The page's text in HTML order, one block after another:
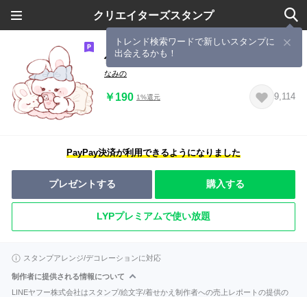
クリエイターズスタンプ
トレンド検索ワードで新しいスタンプに
出会えるかも！
仕草で伝えるうさぎちゃん
なみの
￥190 1%還元 9,114
PayPay決済が利用できるようになりました
プレゼントする 購入する
LYPプレミアムで使い放題
スタンプアレンジ/デコレーションに対応
制作者に提供される情報について
LINEヤフー株式会社はスタンプ/絵文字/着せかえ制作者への売上レポートの提供の